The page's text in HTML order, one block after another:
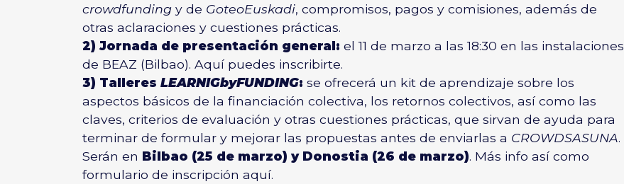
crowdfunding y de GoteoEuskadi, compromisos, pagos y comisiones, además de
otras aclaraciones y cuestiones prácticas.
2) Jornada de presentación general: el 11 de marzo a las 18:30 en las instalaciones
de BEAZ (Bilbao). Aquí puedes inscribirte.
3) Talleres LEARNIGbyFUNDING: se ofrecerá un kit de aprendizaje sobre los
aspectos básicos de la financiación colectiva, los retornos colectivos, así como las
claves, criterios de evaluación y otras cuestiones prácticas, que sirvan de ayuda para
terminar de formular y mejorar las propuestas antes de enviarlas a CROWDSASUNA.
Serán en Bilbao (25 de marzo) y Donostia (26 de marzo). Más info así como
formulario de inscripción aquí.